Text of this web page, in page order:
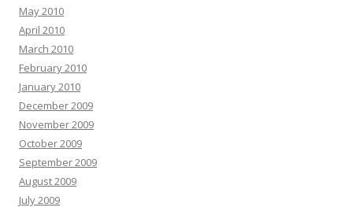
May 2010
April 2010
March 2010
February 2010
January 2010
December 2009
November 2009
October 2009
September 2009
August 2009
July 2009